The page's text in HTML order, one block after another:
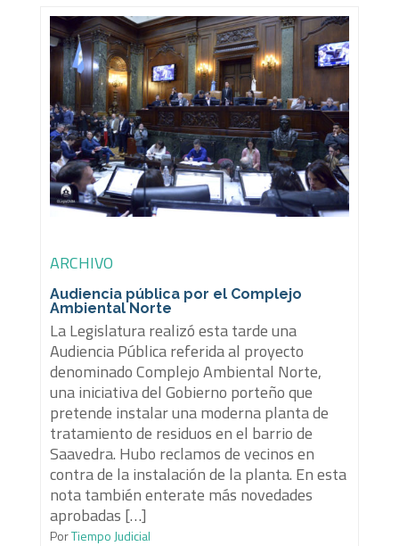
ARCHIVO
Audiencia pública por el Complejo
Ambiental Norte
La Legislatura realizó esta tarde una
Audiencia Pública referida al proyecto
denominado Complejo Ambiental Norte,
una iniciativa del Gobierno porteño que
pretende instalar una moderna planta de
tratamiento de residuos en el barrio de
Saavedra. Hubo reclamos de vecinos en
contra de la instalación de la planta. En esta
nota también enterate más novedades
aprobadas […]
PorTiempo Judicial